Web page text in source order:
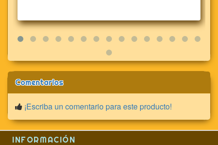
Comentarios
¡Escriba un comentario para este producto!
INFORMACIÓN